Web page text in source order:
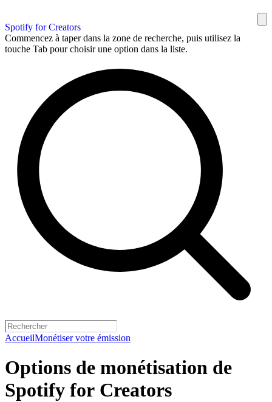
Spotify for Creators
Commencez à taper dans la zone de recherche, puis utilisez la
touche Tab pour choisir une option dans la liste.
AccueilMonétiser votre émission
Options de monétisation de
Spotify for Creators